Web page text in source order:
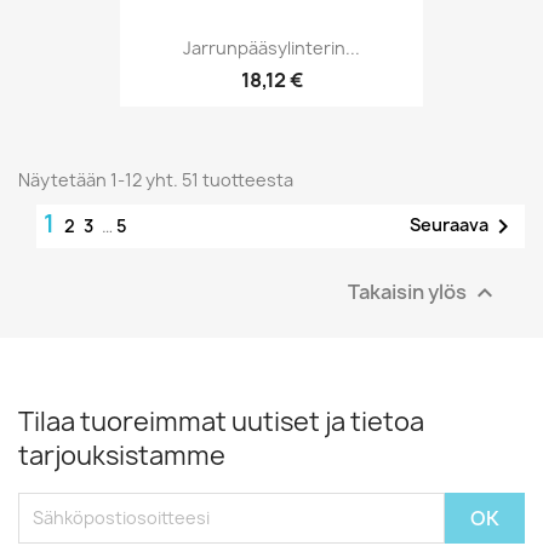
Jarrunpääsylinterin...
18,12 €
Näytetään 1-12 yht. 51 tuotteesta
1 2 3 … 5 Seuraava 
Takaisin ylös 
Tilaa tuoreimmat uutiset ja tietoa
tarjouksistamme